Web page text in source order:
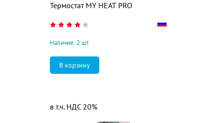
Термостат MY HEAT PRO
Наличие: 2 шт.
в т.ч. НДС 20%